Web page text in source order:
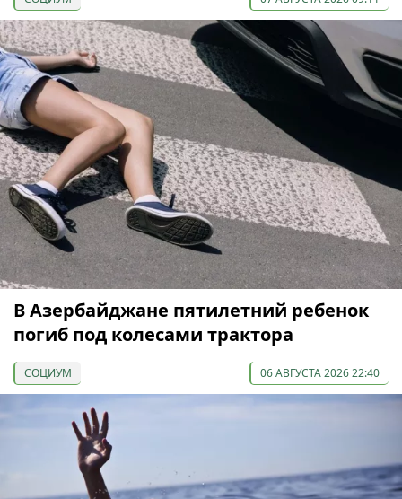
В Азербайджане пятилетний ребенок
погиб под колесами трактора
СОЦИУМ 06 АВГУСТА 2026 22:40